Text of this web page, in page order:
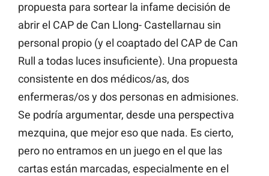
propuesta para sortear la infame decisión de
abrir el CAP de Can Llong- Castellarnau sin
personal propio (y el coaptado del CAP de Can
Rull a todas luces insuficiente). Una propuesta
consistente en dos médicos/as, dos
enfermeras/os y dos personas en admisiones.
Se podría argumentar, desde una perspectiva
mezquina, que mejor eso que nada. Es cierto,
pero no entramos en un juego en el que las
cartas están marcadas, especialmente en el